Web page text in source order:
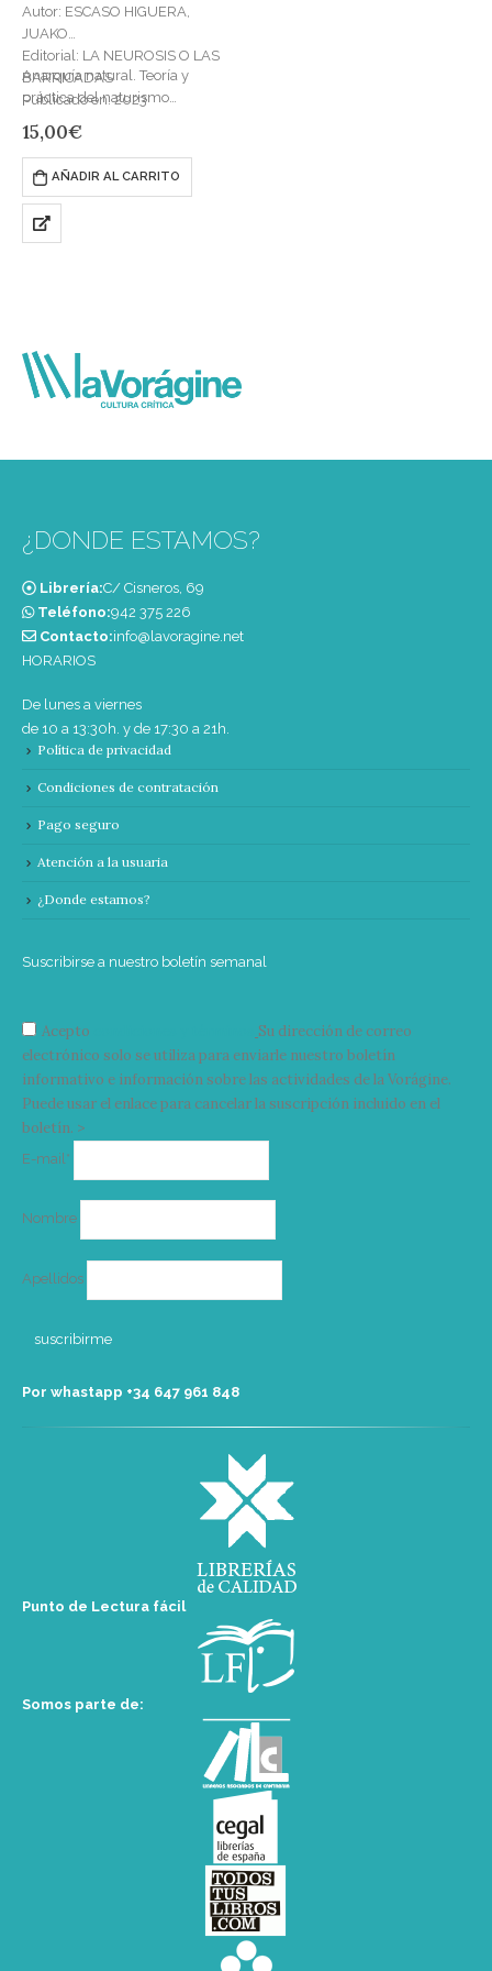
Autor: ESCASO HIGUERA,
JUAKO
Editorial: LA NEUROSIS O LAS
BARRICADAS
Publicado en: 2023
ISBN: 978-84-121342-6-1
Anarquía natural. Teoría y
práctica del naturismo
es el decimosexto título de
nuestra colección…
15,00€
AÑADIR AL CARRITO
¿DONDE ESTAMOS?
Librería:C/ Cisneros, 69
Teléfono:‭942 375 226‬
Contacto:info@lavoragine.net
HORARIOS
De lunes a viernes
de 10 a 13:30h. y de 17:30 a 21h.
Política de privacidad
Condiciones de contratación
Pago seguro
Atención a la usuaria
¿Donde estamos?
Suscribirse a nuestro boletín semanal
Acepto
Su dirección de correo
electrónico solo se utiliza para enviarle nuestro boletín
informativo e información sobre las actividades de la Vorágine.
Puede usar el enlace para cancelar la suscripción incluido en el
boletín. >
E-mail*
Nombre
Apellidos
Por whastapp +34 ‭647 961 848‬
Punto de Lectura fácil
Somos parte de: